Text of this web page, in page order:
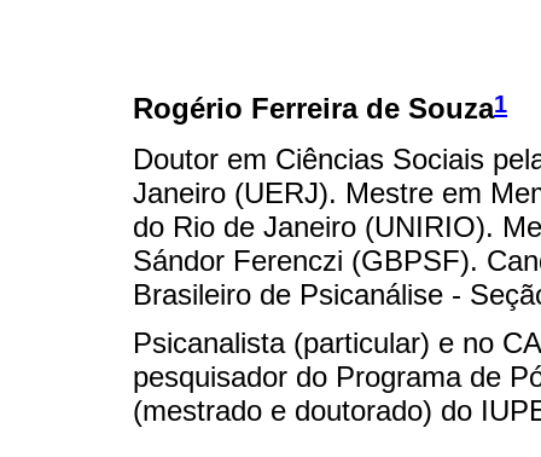
Rogério Ferreira de Souza1
Doutor em Ciências Sociais
Janeiro (UERJ). Mestre em
do Rio de Janeiro (UNIRIO).
Sándor Ferenczi (GBPSF).
Brasileiro de Psicanálise -
Psicanalista (particular) e no
pesquisador do Programa de
(mestrado e doutorado) do